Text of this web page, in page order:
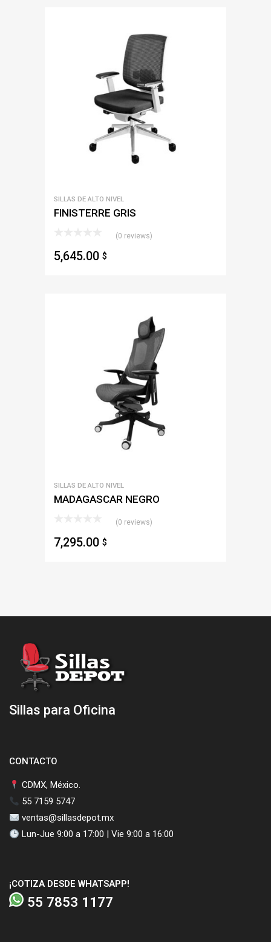
SILLAS DE ALTO NIVEL
FINISTERRE GRIS
(0 reviews)
5,645.00 $
SILLAS DE ALTO NIVEL
MADAGASCAR NEGRO
(0 reviews)
7,295.00 $
Sillas para Oficina
CONTACTO
CDMX, México.
55 7159 5747
ventas@sillasdepot.mx
Lun-Jue 9:00 a 17:00 | Vie 9:00 a 16:00
¡COTIZA DESDE WHATSAPP!
55 7853 1177